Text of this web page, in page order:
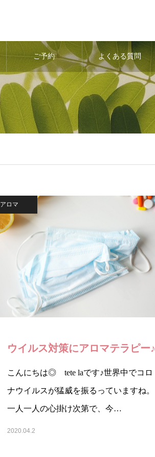
ご予約 よくある質問
アロマ
ウイルス対策にアロマテラピー♪
こんにちは◎ tete laです♪世界中でコロ
ナウイルスが猛威を振るっていますね。
一人一人の心掛け次第で、今…
2020.04.2